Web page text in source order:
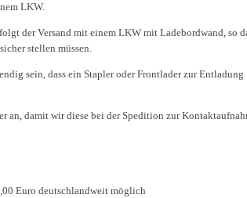
LKW.
der Versand mit einem LKW mit Ladebordwand, so
stellen müssen.
sein, dass ein Stapler oder Frontlader zur Entladung
an, damit wir diese bei der Spedition zur
Euro deutschlandweit möglich